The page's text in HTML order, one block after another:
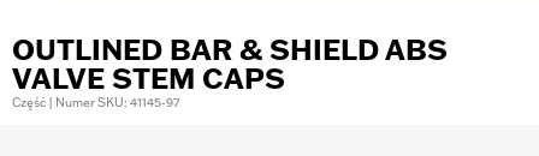
OUTLINED BAR & SHIELD ABS
VALVE STEM CAPS
Część | Numer SKU: 41145-97